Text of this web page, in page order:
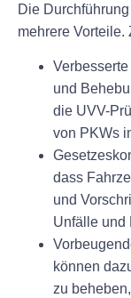
Die
mehrere Vorteile.
und
die UVV-
von PKWs
dass
und
Unfälle und
können
zu